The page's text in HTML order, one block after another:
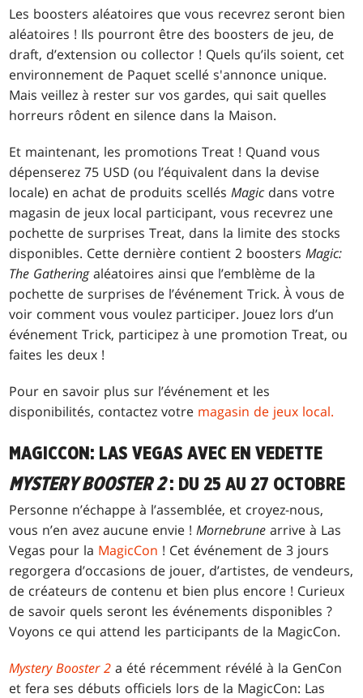
Les boosters aléatoires que vous recevrez seront bien
aléatoires ! Ils pourront être des boosters de jeu, de
draft, d’extension ou collector ! Quels qu’ils soient, cet
environnement de Paquet scellé s'annonce unique.
Mais veillez à rester sur vos gardes, qui sait quelles
horreurs rôdent en silence dans la Maison.
Et maintenant, les promotions Treat ! Quand vous
dépenserez 75 USD (ou l’équivalent dans la devise
locale) en achat de produits scellésMagic dans votre
magasin de jeux local participant, vous recevrez une
pochette de surprises Treat, dans la limite des stocks
disponibles. Cette dernière contient 2 boostersMagic:
The Gatheringaléatoires ainsi que l’emblème de la
pochette de surprises de l’événement Trick. À vous de
voir comment vous voulez participer. Jouez lors d’un
événement Trick, participez à une promotion Treat, ou
faites les deux !
Pour en savoir plus sur l’événement et les
disponibilités, contactez votre magasin de jeux local.
MAGICCON: LAS VEGAS AVEC EN VEDETTE
MYSTERY BOOSTER 2: DU 25 AU 27 OCTOBRE
Personne n’échappe à l’assemblée, et croyez-nous,
vous n’en avez aucune envie !Mornebrunearrive à Las
Vegas pour la MagicCon ! Cet événement de 3 jours
regorgera d’occasions de jouer, d’artistes, de vendeurs,
de créateurs de contenu et bien plus encore ! Curieux
de savoir quels seront les événements disponibles ?
Voyons ce qui attend les participants de la MagicCon.
Mystery Booster 2 a été récemment révélé à la GenCon
et fera ses débuts officiels lors de la MagicCon: Las